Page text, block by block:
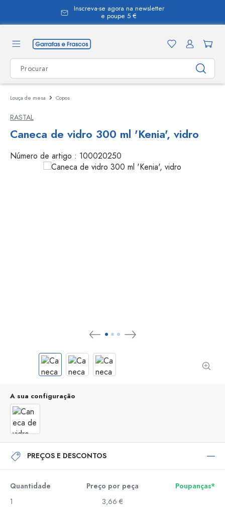
Inscreva-se agora na newsletter
e poupe 5 €
Louça de mesa Copos
RASTAL
Caneca de vidro 300 ml 'Kenia', vidro
Número de artigo : 100020250
A sua configuração
PREÇOS E DESCONTOS
Quantidade Preço por peça
Poupanças*
1
3,66 €